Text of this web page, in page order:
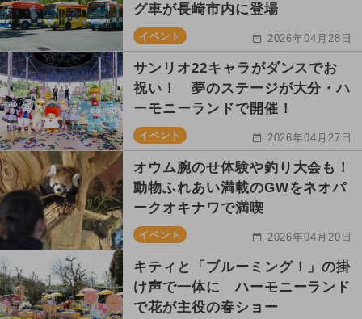
グ車が長崎市内に登場
イベント 2026年04月28日
サンリオ22キャラがダンスでお
祝い！ 夢のステージが大分・ハ
ーモニーランドで開催！
イベント 2026年04月27日
オウム腕のせ体験や釣り大会も！
動物ふれあい満載のGWをネオパ
ークオキナワで満喫
イベント 2026年04月20日
キティと「ブルーミング！」の掛
け声で一体に ハーモニーランド
で花が主役の春ショー